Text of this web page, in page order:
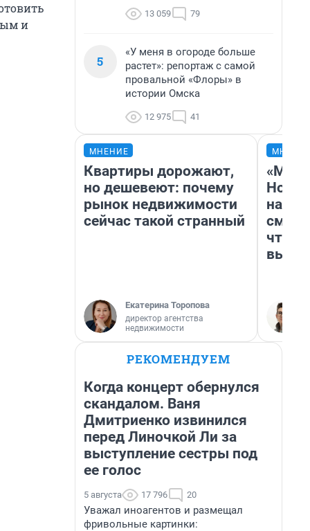
и
13 059 79
5
«У меня в огороде больше
растет»: репортаж с самой
провальной «Флоры» в
истории Омска
12 975 41
МНЕНИЕ
Квартиры дорожают,
но дешевеют: почему
рынок недвижимости
сейчас такой странный
Екатерина Торопова
директор агентства
недвижимости
«Мы
РЕКОМЕНДУЕМ
Когда концерт обернулся
скандалом. Ваня
Дмитриенко извинился
перед Линочкой Ли за
выступление сестры под
ее голос
5 августа 17 796 20
Уважал иноагентов и размещал
фривольные картинки: